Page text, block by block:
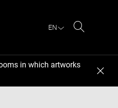
EN
in which artworks